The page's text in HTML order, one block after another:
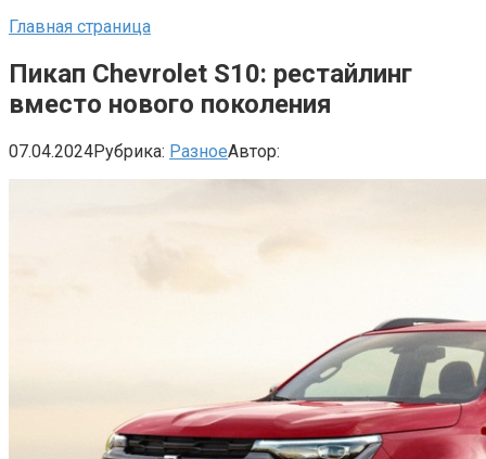
Главная страница
Пикап Chevrolet S10: рестайлинг
вместо нового поколения
07.04.2024Рубрика: РазноеАвтор: